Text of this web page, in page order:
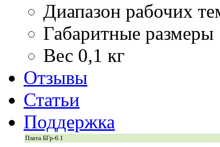
Диапазон рабочих
Габаритные размеры
Вес 0,1 кг
Отзывы
Статьи
Поддержка
Плата БГр-6.1